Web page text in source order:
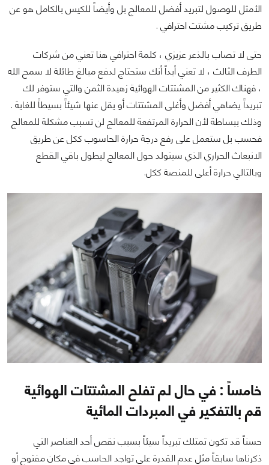
الأمثل للوصول لتبريد أفضل للمعالج بل وأيضاً للكيس بالكامل هو عن
طريق تركيب مشتت احترافي .
حتى لا تصاب بالذعر عزيزي ، كلمة احترافي هنا تعني من شركات
الطرف الثالث ، لا تعني أبداً أنك ستحتاج لدفع مبالغ طائلة لا سمح الله
، فهناك الكثير من المشتتات الهوائية زهيدة الثمن والتي ستوفر لك
تبريداً يضاهي أفضل وأغلى المشتتات أو يقل عنها شيئاً بسيطاً للغاية .
وذلك ببساطة لأن الحرارة المرتفعة للمعالج لن تسبب مشكلة للمعالج
فحسب بل ستعمل على رفع درجة حرارة الحاسوب ككل عن طريق
الانبعاث الحراري الذي سيتولد حول المعالج ليطول باقي القطع
وبالتالي حرارة أعلى للمنصة ككل.
خامساً : في حال لم تفلح المشتتات الهوائية
قم بالتفكير في المبردات المائية
حسناً قد تكون تمتلك تبريداً سيئاً بسبب نقص أحد العناصر التي
ذكرناها سابقاً مثل عدم القدرة على تواجد الحاسب في مكان مفتوح أو